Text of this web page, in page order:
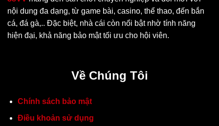
nội dung đa dạng, từ game bài, casino, thể thao, đến bắn
cá, đá gà,.. Đặc biệt, nhà cái còn nổi bật nhờ tính năng
hiện đại, khả năng bảo mật tối ưu cho hội viên.
Về Chúng Tôi
Chính sách bảo mật
Điều khoản sử dụng